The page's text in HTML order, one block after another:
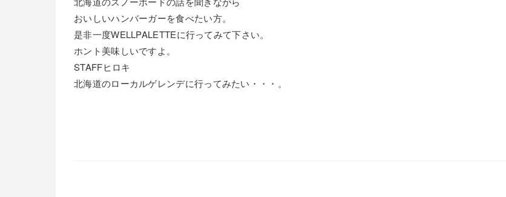
おいしいハンバーガーを食べたい方。
是非一度WELLPALETTEに行ってみて下さい。
ホント美味しいですよ。
STAFFヒロキ
北海道のローカルゲレンデに行ってみたい・・・。